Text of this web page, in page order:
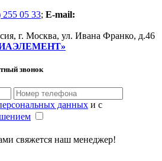
255 05 33; E-mail:
г. Москва, ул. Ивана Франко, д.46
звонок
данных и с
свяжется наш менеджер!